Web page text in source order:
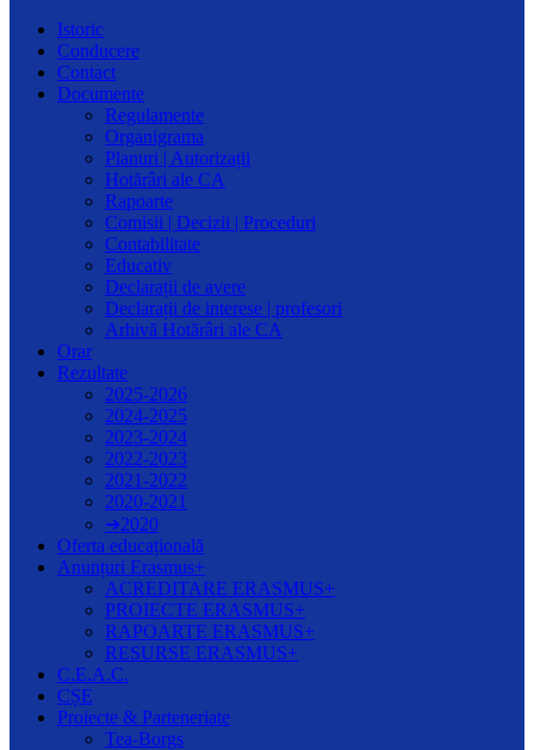
Istoric
Conducere
Contact
Documente
Regulamente
Organigrama
Planuri | Autorizații
Hotărâri ale CA
Rapoarte
Comisii | Decizii | Proceduri
Contabilitate
Educativ
Declarații de avere
Declarații de interese | profesori
Arhivă Hotărâri ale CA
Orar
Rezultate
2025-2026
2024-2025
2023-2024
2022-2023
2021-2022
2020-2021
➔2020
Oferta educațională
Anunțuri Erasmus+
ACREDITARE ERASMUS+
PROIECTE ERASMUS+
RAPOARTE ERASMUS+
RESURSE ERASMUS+
C.E.A.C.
CȘE
Proiecte & Parteneriate
Tea-Borgs